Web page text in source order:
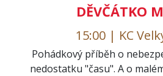
DĚVČÁTKO
15:00 | KC
Pohádkový příběh o
nedostatku "času". A o